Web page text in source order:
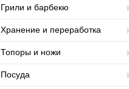
Грили и барбекю
Хранение и переработка
Топоры и ножи
Посуда